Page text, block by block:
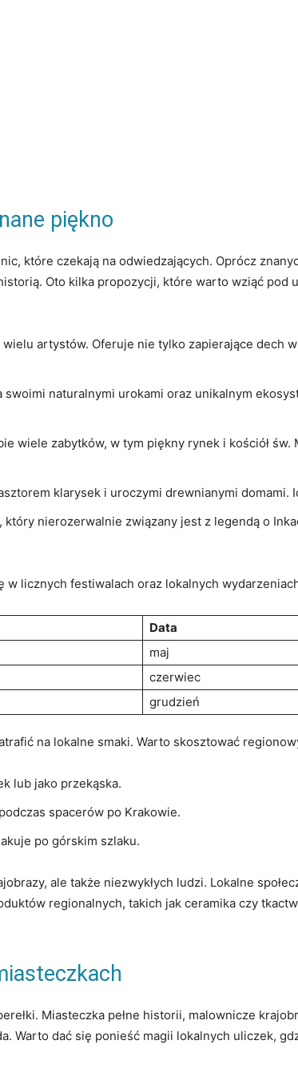
piękno
które czekają na odwiedzających. ‍Oprócz
Oto kilka ⁢propozycji, które warto⁣ wziąć pod
artystów. Oferuje ​nie tylko zapierające‍ dech⁢
naturalnymi urokami oraz ⁤unikalnym
wiele zabytków, w tym piękny rynek i‌ kościół św.
klarysek i uroczymi drewnianymi domami.
który nierozerwalnie związany jest z​ legendą o
w licznych festiwalach oraz lokalnych‍
Data
maj
czerwiec
grudzień
na‌ lokalne smaki. Warto skosztować
lub ‍jako przekąska.
spacerów ⁣po Krakowie.
po górskim⁣ szlaku.
ale ⁤także niezwykłych ludzi. Lokalne
regionalnych, takich ⁤jak ceramika czy
Miasteczka pełne historii,⁢ malownicze⁢
Warto dać się ponieść magii lokalnych​ uliczek,